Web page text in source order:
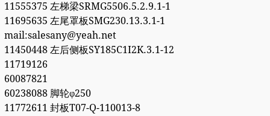
11555375 左梯梁SRMG5506.5.2.9.1-1
11695635 左尾罩板SMG230.13.3.1-1
mail:salesany@yeah.net
11450448 左后侧板SY185C1I2K.3.1-12
11719126
60087821
60238088 脚轮φ250
11772611 封板T07-Q-110013-8